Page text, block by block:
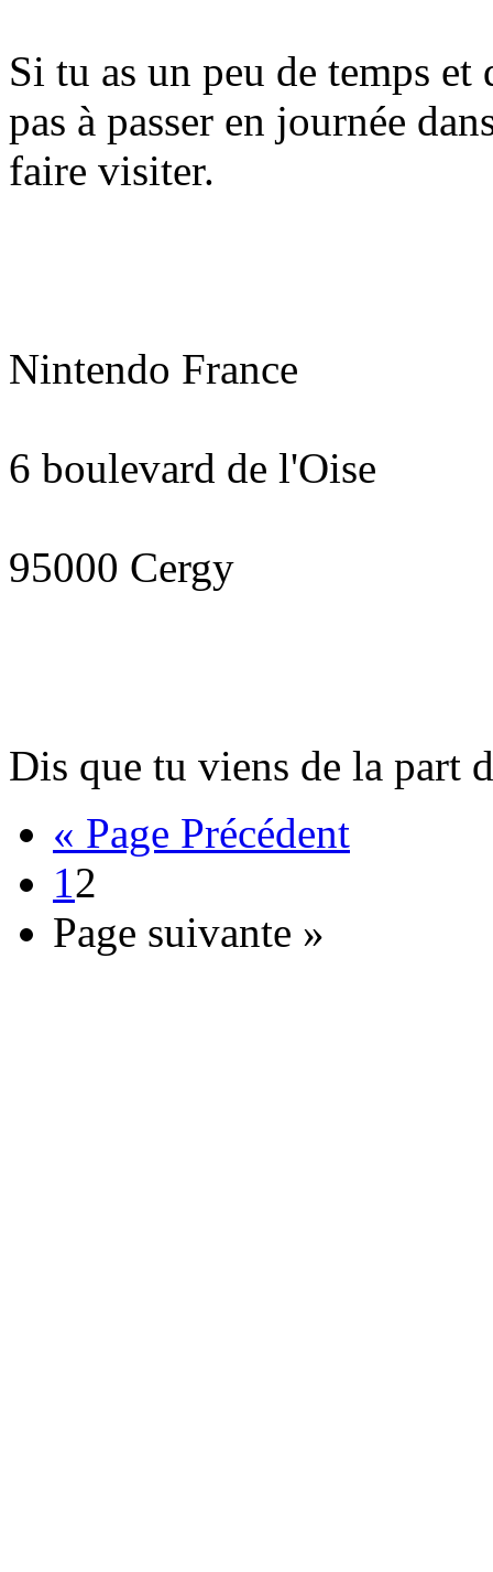
Si tu as un peu de temps
pas à passer en journée
faire visiter.
Nintendo France
6 boulevard de l'Oise
95000 Cergy
Dis que tu viens de la part
« Page Précédent
12
Page suivante »